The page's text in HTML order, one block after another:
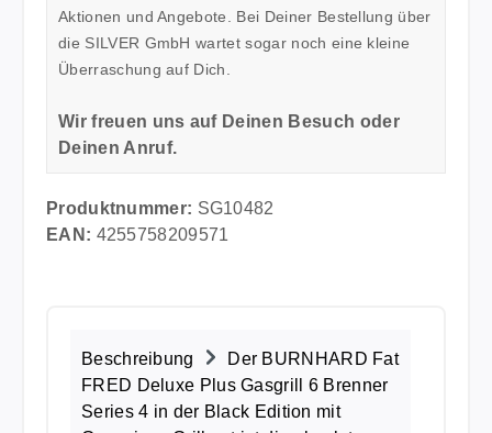
Aktionen und Angebote. Bei Deiner Bestellung über
die SILVER GmbH wartet sogar noch eine kleine
Überraschung auf Dich.
Wir freuen uns auf Deinen Besuch oder
Deinen Anruf.
Produktnummer: SG10482
EAN: 4255758209571
Beschreibung
Der BURNHARD Fat
FRED Deluxe Plus Gasgrill 6 Brenner
Series 4 in der Black Edition mit